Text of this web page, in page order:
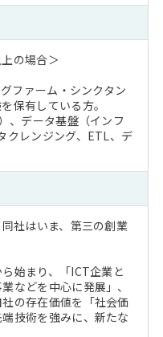
の場合＞
ファーム・シンクタン
保有している方。
、データ基盤（インフ
クレンジング、ETL、デ
社はいま、第三の創業
始まり、「ICT企業と
などを中心に発展」、
の存在価値を「社会価
技術を強みに、新たな